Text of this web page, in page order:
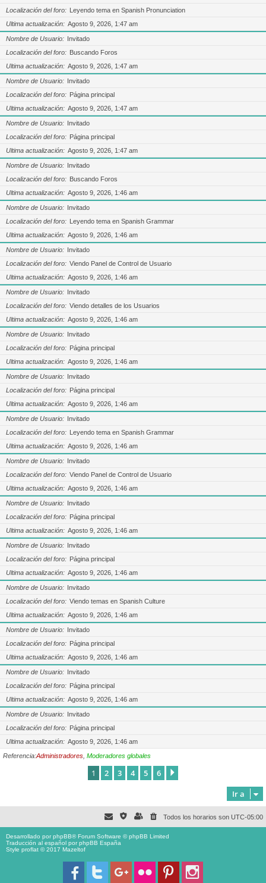
Localización del foro
Leyendo tema en Spanish Pronunciation
Ultima actualización
Agosto 9, 2026, 1:47 am
Nombre de Usuario
Invitado
Localización del foro
Buscando Foros
Ultima actualización
Agosto 9, 2026, 1:47 am
Nombre de Usuario
Invitado
Localización del foro
Página principal
Ultima actualización
Agosto 9, 2026, 1:47 am
Nombre de Usuario
Invitado
Localización del foro
Página principal
Ultima actualización
Agosto 9, 2026, 1:47 am
Nombre de Usuario
Invitado
Localización del foro
Buscando Foros
Ultima actualización
Agosto 9, 2026, 1:46 am
Nombre de Usuario
Invitado
Localización del foro
Leyendo tema en Spanish Grammar
Ultima actualización
Agosto 9, 2026, 1:46 am
Nombre de Usuario
Invitado
Localización del foro
Viendo Panel de Control de Usuario
Ultima actualización
Agosto 9, 2026, 1:46 am
Nombre de Usuario
Invitado
Localización del foro
Viendo detalles de los Usuarios
Ultima actualización
Agosto 9, 2026, 1:46 am
Nombre de Usuario
Invitado
Localización del foro
Página principal
Ultima actualización
Agosto 9, 2026, 1:46 am
Nombre de Usuario
Invitado
Localización del foro
Página principal
Ultima actualización
Agosto 9, 2026, 1:46 am
Nombre de Usuario
Invitado
Localización del foro
Leyendo tema en Spanish Grammar
Ultima actualización
Agosto 9, 2026, 1:46 am
Nombre de Usuario
Invitado
Localización del foro
Viendo Panel de Control de Usuario
Ultima actualización
Agosto 9, 2026, 1:46 am
Nombre de Usuario
Invitado
Localización del foro
Página principal
Ultima actualización
Agosto 9, 2026, 1:46 am
Nombre de Usuario
Invitado
Localización del foro
Página principal
Ultima actualización
Agosto 9, 2026, 1:46 am
Nombre de Usuario
Invitado
Localización del foro
Viendo temas en Spanish Culture
Ultima actualización
Agosto 9, 2026, 1:46 am
Nombre de Usuario
Invitado
Localización del foro
Página principal
Ultima actualización
Agosto 9, 2026, 1:46 am
Nombre de Usuario
Invitado
Localización del foro
Página principal
Ultima actualización
Agosto 9, 2026, 1:46 am
Nombre de Usuario
Invitado
Localización del foro
Página principal
Ultima actualización
Agosto 9, 2026, 1:46 am
Referencia:Administradores Moderadores globales
1 2 3 4 5 6
Ir a
Todos los horarios son UTC-05:00
Desarrollado porphpBB® Forum Software © phpBB Limited
Traducción al español porphpBB España
Style proflat © 2017 Mazeltof